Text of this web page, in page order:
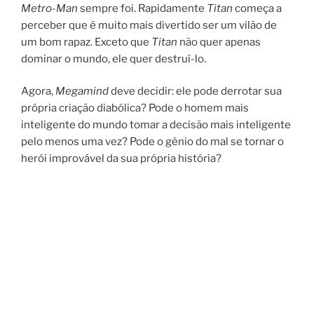
Metro-Man sempre foi. Rapidamente Titan começa a
perceber que é muito mais divertido ser um vilão de
um bom rapaz. Exceto que Titan não quer apenas
dominar o mundo, ele quer destruí-lo.
Agora, Megaminddeve decidir: ele pode derrotar sua
própria criação diabólica? Pode o homem mais
inteligente do mundo tomar a decisão mais inteligente
pelo menos uma vez? Pode o gênio do mal se tornar o
herói improvável da sua própria história?